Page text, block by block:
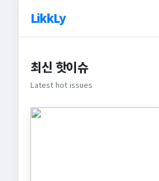
LikkLy
최신 핫이슈
Latest hot issues